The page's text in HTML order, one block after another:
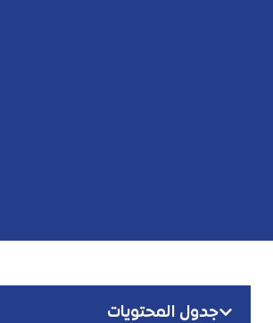
جدول المحتويات